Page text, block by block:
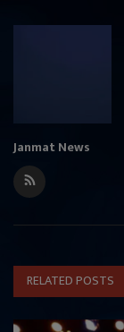
Janmat News
RELATED POSTS